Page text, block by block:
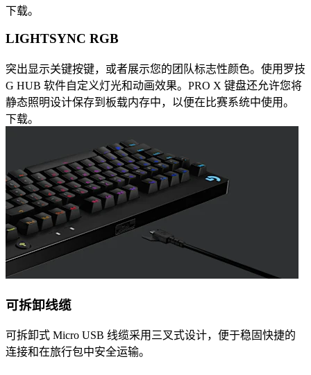
下载。
LIGHTSYNC RGB
突出显示关键按键，或者展示您的团队标志性颜色。使用罗技
G HUB 软件自定义灯光和动画效果。PRO X 键盘还允许您将
静态照明设计保存到板载内存中，以便在比赛系统中使用。
下载。
可拆卸线缆
可拆卸式 Micro USB 线缆采用三叉式设计，便于稳固快捷的
连接和在旅行包中安全运输。